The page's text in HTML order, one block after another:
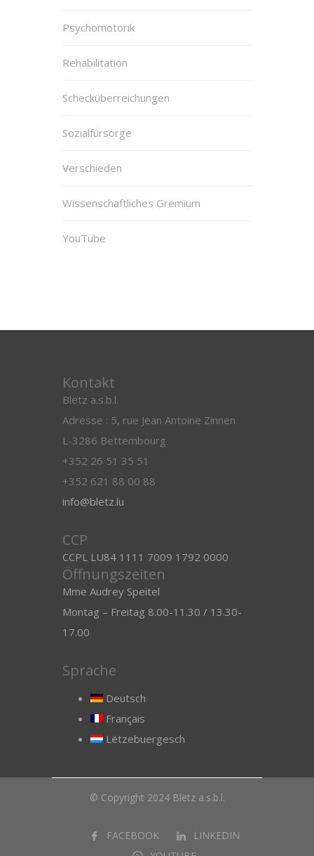
Psychomotorik
Rehabilitation
Schecküberreichungen
Sozialfürsorge
Verschieden
Wissenschaftliches Gremium
YouTube
Kontakt
Blëtz a.s.b.l.
Adresse : 5, rue Jean Antoine Zinnen
L-3286 Bettembourg
+352 26 51 35 51
+352 621 88 00 88
info@bletz.lu
CCP
CCPL LU84 1111 7009 1792 0000
Öffnungszeiten
Mme Audrey Speitel
Montag – Freitag 8.00-11.30 / 13.30-
17.00
Sprache
Deutsch
Français
Lëtzebuergesch
© Copyright 2024 Blëtz a.s.b.l.
FACEBOOK
LINKEDIN